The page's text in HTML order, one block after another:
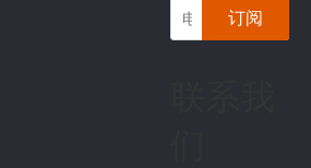
订阅